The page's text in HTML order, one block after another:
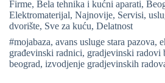
Firme, Bela tehnika i kućni aparati,
Elektromaterijal, Najnovije, Servisi,
dvorište, Sve za kuću, Delatnost
#mojabaza, avans usluge stara pazova,
građevinski radnici, gradjevinski radovi
beograd, izvodjenje gradjevinskih